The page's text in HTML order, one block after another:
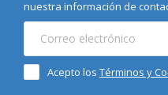
nuestra información de
Acepto los Términos y